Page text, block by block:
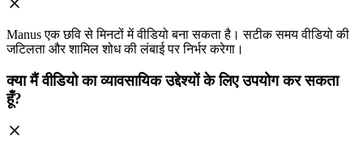
Manus एक छवि से मिनटों में वीडियो बना सकता है। सटीक समय वीडियो की
जटिलता और शामिल शोध की लंबाई पर निर्भर करेगा।
क्या मैं वीडियो का व्यावसायिक उद्देश्यों के लिए उपयोग कर सकता
हूँ?